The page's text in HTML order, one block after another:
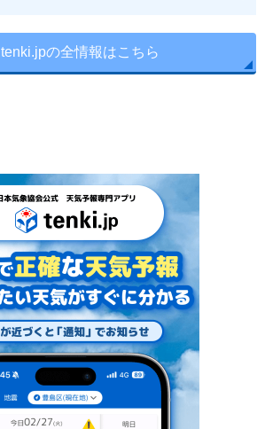
tenki.jpの全情報はこちら